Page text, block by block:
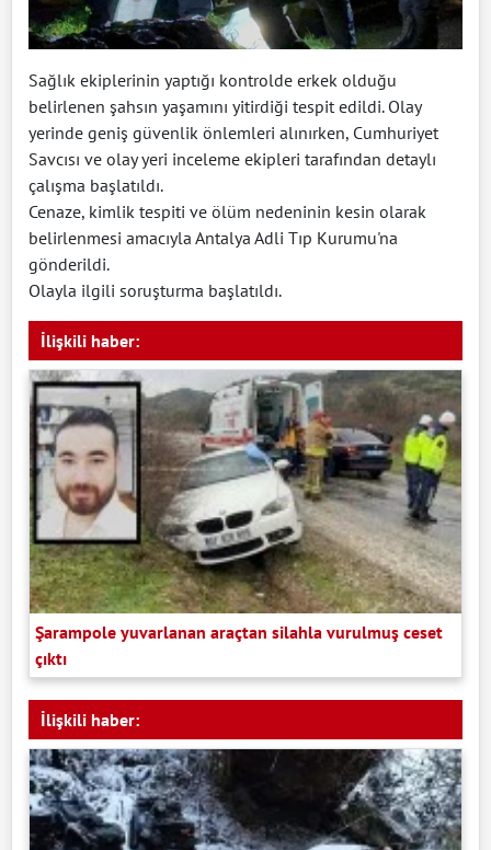
Sağlık ekiplerinin yaptığı kontrolde erkek olduğu
belirlenen şahsın yaşamını yitirdiği tespit edildi. Olay
yerinde geniş güvenlik önlemleri alınırken, Cumhuriyet
Savcısı ve olay yeri inceleme ekipleri tarafından detaylı
çalışma başlatıldı.
Cenaze, kimlik tespiti ve ölüm nedeninin kesin olarak
belirlenmesi amacıyla Antalya Adli Tıp Kurumu'na
gönderildi.
Olayla ilgili soruşturma başlatıldı.
İlişkili haber:
Şarampole yuvarlanan araçtan silahla vurulmuş ceset
çıktı
İlişkili haber: